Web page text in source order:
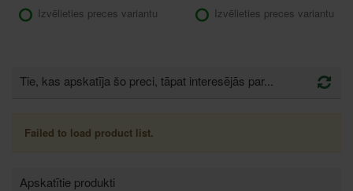
Izvēlieties preces variantu Izvēlieties preces variantu
Tie, kas apskatīja šo preci, tāpat interesējās par...
Failed to load product list.
Apskatītie produkti